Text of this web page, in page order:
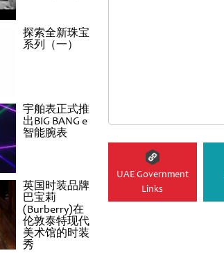
探索全新珠宝
系列（一）
宇舶表正式推
出BIG BANG e
智能腕表
英国时装品牌
巴宝莉
(Burberry)在
伦敦泰特现代
美术馆的时装
秀
UAE Government
Links